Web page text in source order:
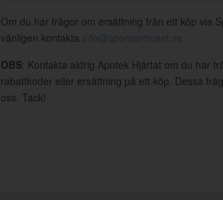
Om du har frågor om ersättning från ett köp via
vänligen kontakta info@sponsorhuset.se
OBS: Kontakta aldrig Apotek Hjärtat om du har
rabattkoder eller ersättning på ett köp. Dessa
oss. Tack!